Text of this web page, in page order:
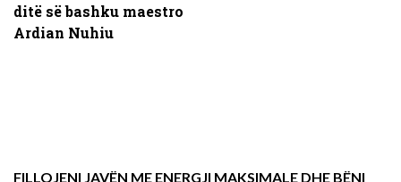
ditë së bashku maestro
Ardian Nuhiu
FILLOJENI JAVËN ME ENERGJI MAKSIMALE DHE BËNI